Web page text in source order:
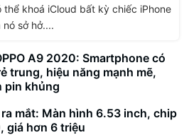
khoá iCloud bất kỳ chiếc iPhone
sở hở....
A9 2020: Smartphone có
trung, hiệu năng mạnh mẽ,
pin khủng
ra mắt: Màn hình 6.53 inch, chip
giá hơn 6 triệu